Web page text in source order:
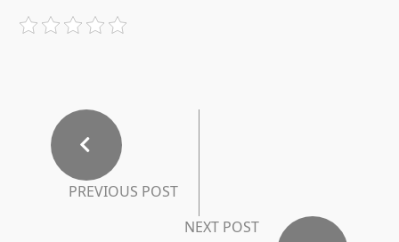
PREVIOUS POST
NEXT POST